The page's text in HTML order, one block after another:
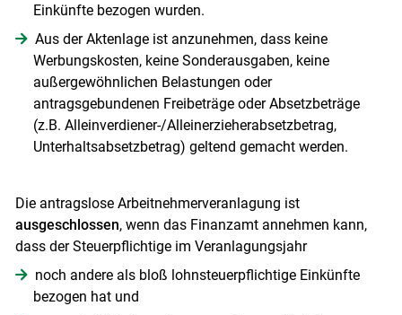
Skip to main content
Einkünfte bezogen wurden.
Aus der Aktenlage ist anzunehmen, dass keine
Werbungskosten, keine Sonderausgaben, keine
außergewöhnlichen Belastungen oder
antragsgebundenen Freibeträge oder Absetzbeträge
(z.B. Alleinverdiener-/Alleinerzieherabsetzbetrag,
Unterhaltsabsetzbetrag) geltend gemacht werden.
Die antragslose Arbeitnehmerveranlagung ist
ausgeschlossen, wenn das Finanzamt annehmen kann,
dass der Steuerpflichtige im Veranlagungsjahr
noch andere als bloß lohnsteuerpflichtige Einkünfte
bezogen hat und